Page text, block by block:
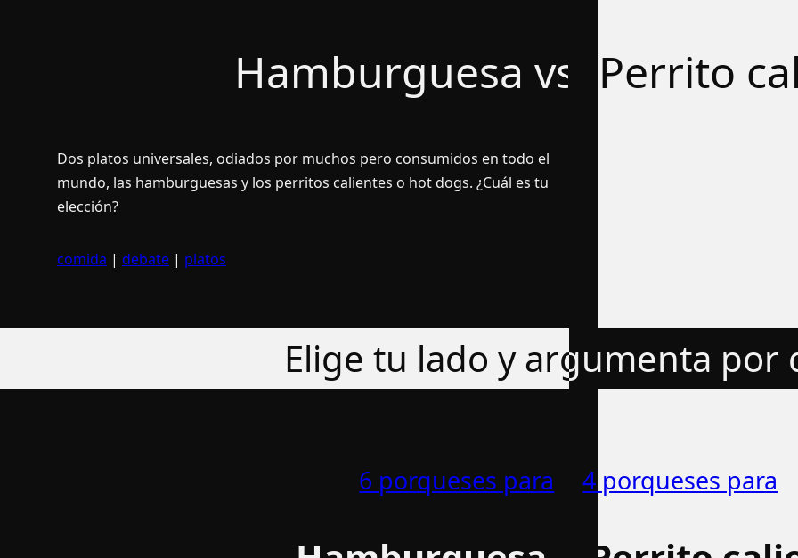
Hamburguesa vs. Perrito
Dos platos universales, odiados por muchos pero consumidos en todo el
mundo, las hamburguesas y los perritos calientes o hot dogs. ¿Cuál es tu
elección?
comida | debate | platos
Elige tu lado y argumenta por
6 porqueses para 4 porqueses para